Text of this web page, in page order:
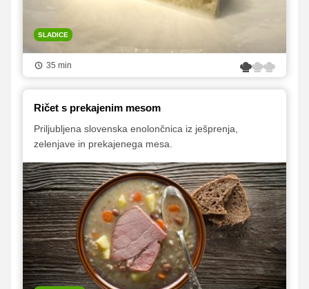
SLADICE
35 min
Ričet s prekajenim mesom
Priljubljena slovenska enolončnica iz ješprenja,
zelenjave in prekajenega mesa.